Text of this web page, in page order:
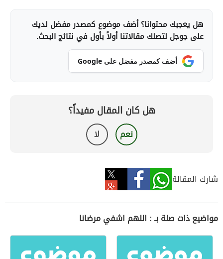
هل يعجبك محتوانا؟ أضف موضوع كمصدر مفضل لديك
على جوجل لتصلك مقالاتنا أولاً بأول في نتائج البحث.
أضف كمصدر مفضل على Google
هل كان المقال مفيداً؟
نعم لا
شارك المقالة
مواضيع ذات صلة بـ : اللهم اشفي مرضانا